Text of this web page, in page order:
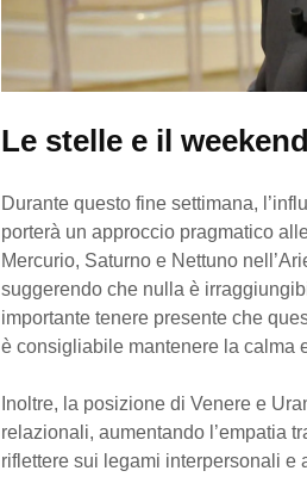
Le stelle e il
Durante questo fine settimana,
porterà un approccio pragmatico
Mercurio, Saturno e Nettuno
suggerendo che nulla è
importante tenere presente che
è consigliabile mantenere la calma
Inoltre, la posizione di Venere e
relazionali, aumentando l’empatia
riflettere sui legami interpersonali e